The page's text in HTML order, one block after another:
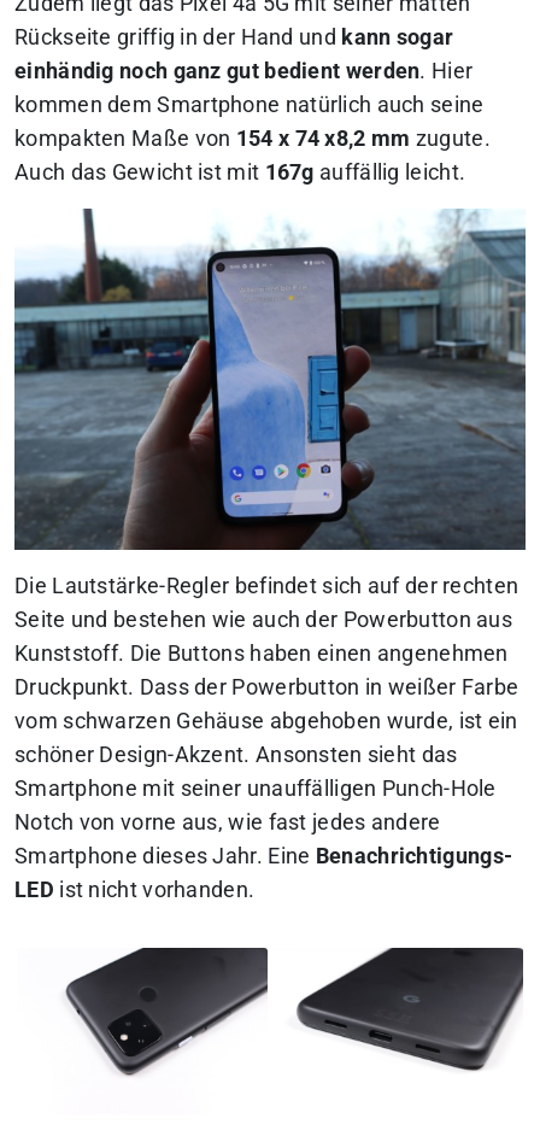
Rückseite griffig in der Hand und kann sogar
einhändig noch ganz gut bedient werden. Hier
kommen dem Smartphone natürlich auch seine
kompakten Maße von 154 x 74 x8,2 mm zugute.
Auch das Gewicht ist mit 167g auffällig leicht.
Die Lautstärke-Regler befindet sich auf der rechten
Seite und bestehen wie auch der Powerbutton aus
Kunststoff. Die Buttons haben einen angenehmen
Druckpunkt. Dass der Powerbutton in weißer Farbe
vom schwarzen Gehäuse abgehoben wurde, ist ein
schöner Design-Akzent. Ansonsten sieht das
Smartphone mit seiner unauffälligen Punch-Hole
Notch von vorne aus, wie fast jedes andere
Smartphone dieses Jahr. Eine Benachrichtigungs-
LED ist nicht vorhanden.